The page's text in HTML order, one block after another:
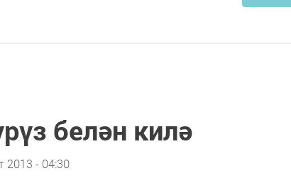
белән килә
2013 - 04:30